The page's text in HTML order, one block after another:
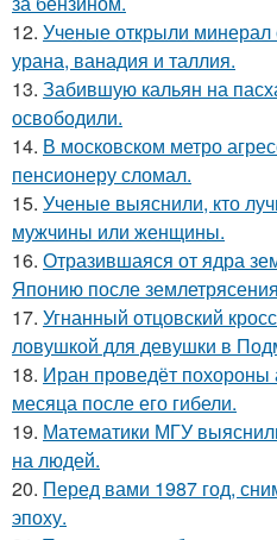
12. Ученые открыли минерал
урана, ванадия и таллия.
13. Забившую кальян на
освободили.
14. В московском метро
пенсионеру сломал.
15. Ученые выяснили, кто
мужчины или женщины.
16. Отразившаяся от ядра
Японию после
17. Угнанный отцовский
ловушкой для девушки в
18. Иран проведёт
месяца после его гибели.
19. Математики МГУ
на людей.
20. Перед вами 1987 год,
эпоху.